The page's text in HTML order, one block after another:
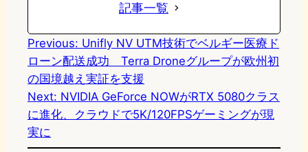
記事一覧
Previous: Unifly NV UTM技術でベルギー医療ド
ローン配送成功 Terra Droneグループが欧州初
の国境越え実証を支援
Next: NVIDIA GeForce NOWがRTX 5080クラス
に進化、クラウドで5K/120FPSゲーミングが現
実に